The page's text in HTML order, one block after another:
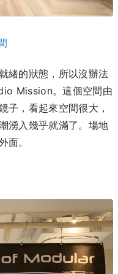
緒的狀態，所以沒辦法
Mission。這個空間由
子，看起來空間很大，
湧入幾乎就滿了。場地
面。